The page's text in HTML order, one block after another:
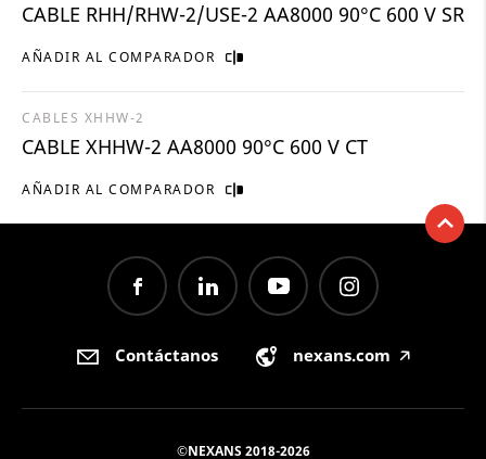
AÑADIR AL COMPARADOR
CABLE RHH/RHW-2/USE-2 AA8000 90°C 600 V SR
AÑADIR AL COMPARADOR
CABLES XHHW-2
CABLE XHHW-2 AA8000 90°C 600 V CT
Contáctanos nexans.com 🡥
©NEXANS 2018-2026